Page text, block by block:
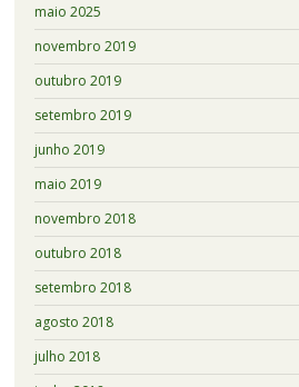
maio 2025
novembro 2019
outubro 2019
setembro 2019
junho 2019
maio 2019
novembro 2018
outubro 2018
setembro 2018
agosto 2018
julho 2018